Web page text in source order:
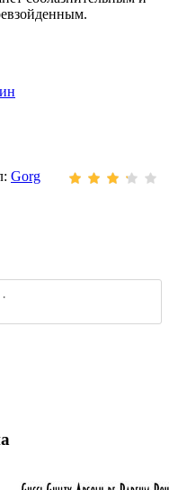
: Gorg